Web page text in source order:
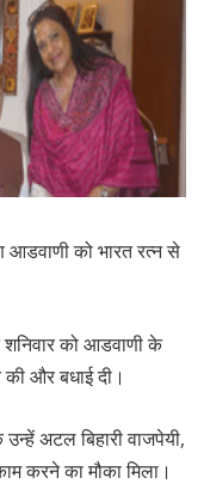
आडवाणी को भारत रत्न से
शनिवार को आडवाणी के
और बधाई दी।
अटल बिहारी वाजपेयी,
करने का मौका मिला।